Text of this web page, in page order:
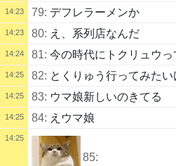
14:23 79: デフレラーメンか
14:23 80: え、系列店なんだ
14:24 81: 今の時代にトクリュウ
14:25 82: とくりゅう行ってみた
14:25 83: ウマ娘新しいのきてる
14:25 84: えウマ娘
14:25
85: